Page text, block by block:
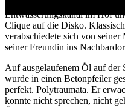
Entwässerungskanal im Hof
Clique auf die Disko.
verabschiedete sich von
seiner Freundin ins
Auf ausgelaufenem Öl auf der
wurde in einen Betonpfeiler
perfekt. Polytraumata. Er
konnte nicht sprechen, nicht